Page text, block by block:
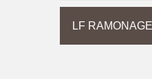
LF